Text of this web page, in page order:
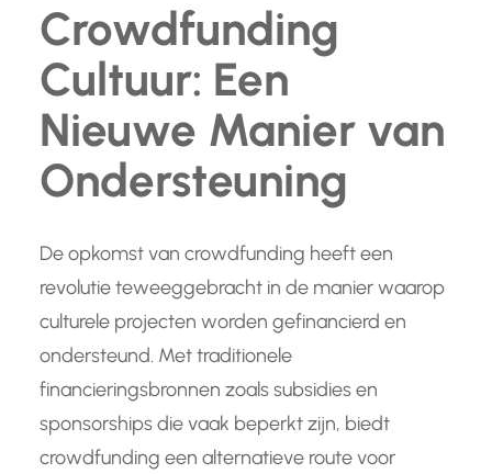
Crowdfunding
Cultuur: Een
Nieuwe Manier van
Ondersteuning
De opkomst van crowdfunding heeft een
revolutie teweeggebracht in de manier waarop
culturele projecten worden gefinancierd en
ondersteund. Met traditionele
financieringsbronnen zoals subsidies en
sponsorships die vaak beperkt zijn, biedt
crowdfunding een alternatieve route voor